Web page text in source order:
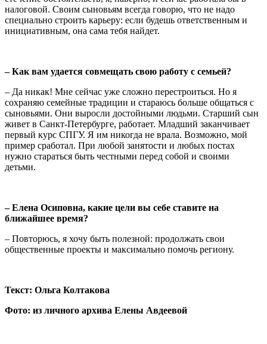
налоговой. Своим сыновьям всегда говорю, что не надо
специально строить карьеру: если будешь ответственным и
инициативным, она сама тебя найдет.
– Как вам удается совмещать свою работу с семьей?
– Да никак! Мне сейчас уже сложно перестроиться. Но я
сохраняю семейные традиции и стараюсь больше общаться с
сыновьями. Они выросли достойными людьми. Старший сын
живет в Санкт-Петербурге, работает. Младший заканчивает
первый курс СПГУ. Я им никогда не врала. Возможно, мой
пример сработал. При любой занятости и любых постах
нужно стараться быть честными перед собой и своими
детьми.
– Елена Осиповна, какие цели вы себе ставите на
ближайшее время?
– Повторюсь, я хочу быть полезной: продолжать свои
общественные проекты и максимально помочь региону.
Текст: Ольга Колтакова
Фото: из личного архива Елены Авдеевой